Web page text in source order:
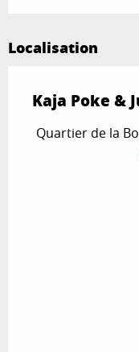
Localisation
Kaja Poke &
Quartier de la